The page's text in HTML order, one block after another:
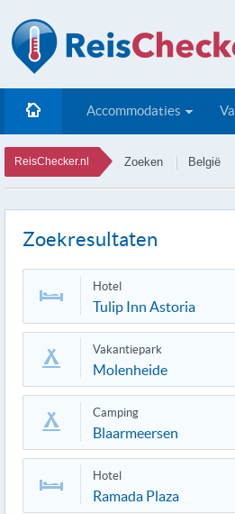
Accommodaties
ReisChecker.nl Zoeken België
Zoekresultaten
Hotel
Tulip Inn Astoria
Vakantiepark
Molenheide
Camping
Blaarmeersen
Hotel
Ramada Plaza